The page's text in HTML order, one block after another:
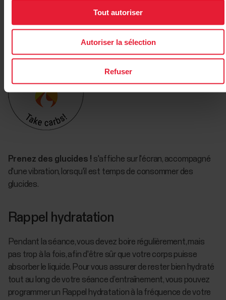
Tout autoriser
Autoriser la sélection
Refuser
entraînement.
Prenez des glucides ! s'affiche sur l'écran, accompagné
d'une vibration, lorsqu'il est temps de consommer des
glucides.
Rappel hydratation
Pendant la séance, vous devez boire régulièrement, mais
pas trop à la fois, afin d'être sûr que votre corps puisse
absorber le liquide. Pour vous assurer de rester bien hydraté
tout au long de votre séance d’entraînement, vous pouvez
programmer un Rappel hydratation à la fréquence de votre